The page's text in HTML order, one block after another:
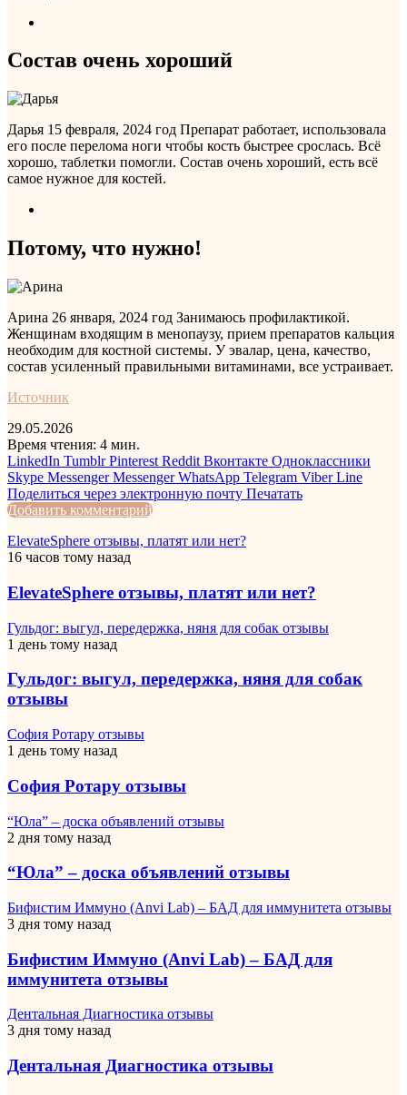
Состав очень хороший
Дарья 15 февраля, 2024 год Препарат работает, использовала
его после перелома ноги чтобы кость быстрее срослась. Всё
хорошо, таблетки помогли. Состав очень хороший, есть всё
самое нужное для костей.
Потому, что нужно!
Арина 26 января, 2024 год Занимаюсь профилактикой.
Женщинам входящим в менопаузу, прием препаратов кальция
необходим для костной системы. У эвалар, цена, качество,
состав усиленный правильными витаминами, все устраивает.
Источник
29.05.2026
Время чтения: 4 мин.
LinkedIn Tumblr Pinterest Reddit Вконтакте Одноклассники
Skype Messenger Messenger WhatsApp Telegram Viber Line
Поделиться через электронную почту Печатать
Добавить комментарий
ElevateSphere отзывы, платят или нет?
16 часов тому назад
ElevateSphere отзывы, платят или нет?
Гульдог: выгул, передержка, няня для собак отзывы
1 день тому назад
Гульдог: выгул, передержка, няня для собак
отзывы
София Ротару отзывы
1 день тому назад
София Ротару отзывы
“Юла” – доска объявлений отзывы
2 дня тому назад
“Юла” – доска объявлений отзывы
Бифистим Иммуно (Anvi Lab) – БАД для иммунитета отзывы
3 дня тому назад
Бифистим Иммуно (Anvi Lab) – БАД для
иммунитета отзывы
Дентальная Диагностика отзывы
3 дня тому назад
Дентальная Диагностика отзывы